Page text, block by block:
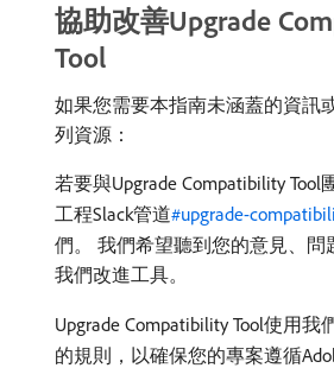
協助改善Upgrade
Tool
如果您需要本指南未涵蓋的資訊
列資源：
若要與Upgrade Compatibility Tool
工程Slack管道#upgrade-
們。 我們希望聽到您的意見、問
我們改進工具。
Upgrade Compatibility Tool使用我
的規則，以確保您的專案遵循